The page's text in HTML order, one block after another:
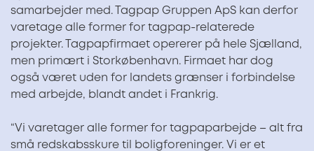
samarbejder med. Tagpap Gruppen ApS kan derfor
varetage alle former for tagpap-relaterede
projekter. Tagpapfirmaet opererer på hele Sjælland,
men primært i Storkøbenhavn. Firmaet har dog
også været uden for landets grænser i forbindelse
med arbejde, blandt andet i Frankrig.
“Vi varetager alle former for tagpaparbejde – alt fra
små redskabsskure til boligforeninger. Vi er et